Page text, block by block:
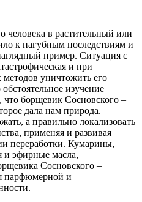
человека в растительный или
к пагубным последствиям и
пример. Ситуация с
и при
уничтожить его
изучение
что борщевик Сосновского –
дала нам природа.
а правильно локализовать
применяя и развивая
переработки. Кумарины,
и эфирные масла,
Сосновского –
парфюмерной и